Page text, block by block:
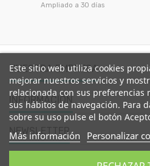
Ampliado a 30 días
NUESTRA EMPRESA
INFORMACIÓN
NEWSLETTER
CONTACTE CON NOSOTROS
Este sitio web utiliza cookies
mejorar nuestros servicios y
relacionada con sus preferencias
sus hábitos de navegación. Para
sobre su uso pulse el botón
Más información Personalizar